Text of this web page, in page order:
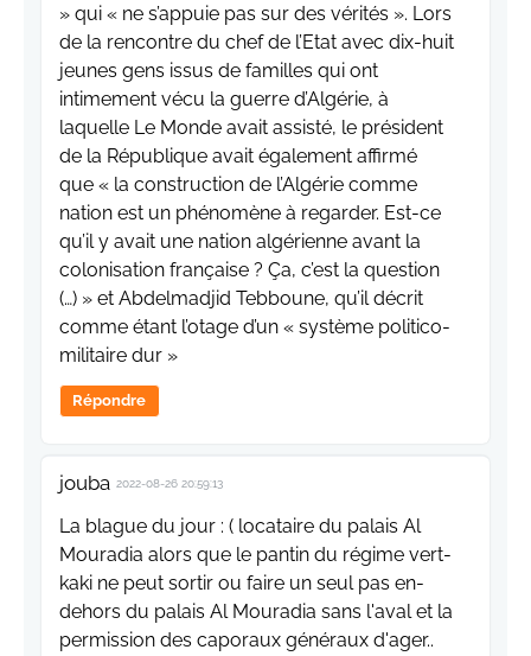
» qui « ne s’appuie pas sur des vérités ». Lors
de la rencontre du chef de l’Etat avec dix-huit
jeunes gens issus de familles qui ont
intimement vécu la guerre d’Algérie, à
laquelle Le Monde avait assisté, le président
de la République avait également affirmé
que « la construction de l’Algérie comme
nation est un phénomène à regarder. Est-ce
qu’il y avait une nation algérienne avant la
colonisation française ? Ça, c’est la question
(…) » et Abdelmadjid Tebboune, qu’il décrit
comme étant l’otage d’un « système politico-
militaire dur »
Répondre
jouba 2022-08-26 20:59:13
La blague du jour : ( locataire du palais Al
Mouradia alors que le pantin du régime vert-
kaki ne peut sortir ou faire un seul pas en-
dehors du palais Al Mouradia sans l'aval et la
permission des caporaux généraux d'ager..